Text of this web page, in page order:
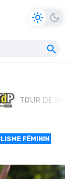
TOUR DE
FÉMININ